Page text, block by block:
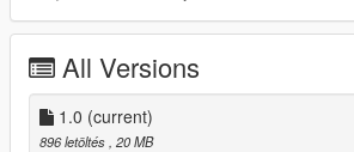
Step 1:ORIGNAL
Step2: Use OpenIV to import the Files to "/
V/mods/update/x64/dlcpacks/patchday9ng/
a5/vehicles.rpf/" or the last patchday!
All Versions
1.0 (current)
896 letöltés , 20 MB